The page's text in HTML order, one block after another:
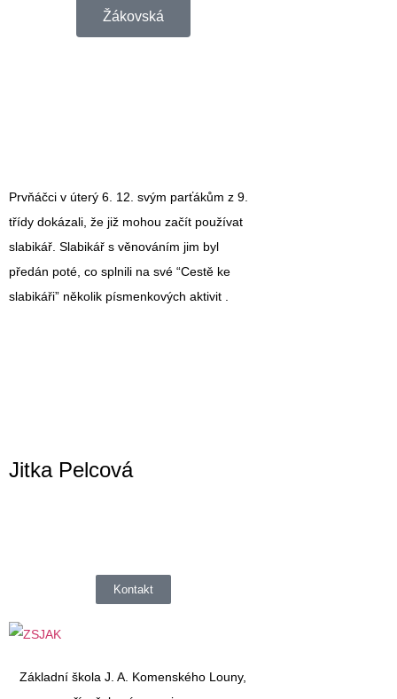
Žákovská
Prvňáčci v úterý 6. 12. svým parťákům z 9.
třídy dokázali, že již mohou začít používat
slabikář. Slabikář s věnováním jim byl
předán poté, co splnili na své “Cestě ke
slabikáři” několik písmenkových aktivit .
Jitka Pelcová
Kontakt
Základní škola J. A. Komenského Louny,